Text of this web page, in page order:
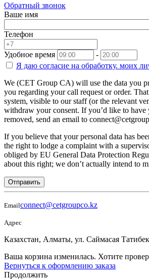
Обратный звонок
Ваше имя
Телефон
Удобное время
-
Я даю согласие на обработку. моих
We (CET Group CA) will use the data you
you regarding your call request or order.
system, visible to our staff (or the relevant
withdraw your consent. If you’d like to have
removed, send an email to
If you believe that your personal data has
the right to lodge a complaint with a
obliged by EU General Data Protection
about this right; we don’t actually intend to
Отправить
Emailconnect@cetgroupco.kz
Адрес
Казахстан, Алматы, ул. Саймасая
Ваша корзина изменилась. Хотите
Вернуться к оформлению заказа
Продолжить